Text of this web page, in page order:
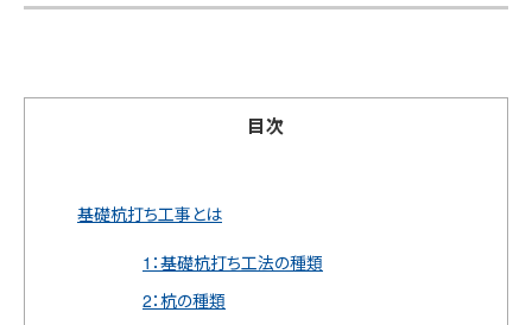
目次
基礎杭打ち工事とは
1：基礎杭打ち工法の種類
2：杭の種類